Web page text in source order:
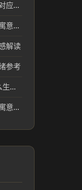
詟谀立懦是什么生肖_詟谀立懦对应的生肖及传统含义解读
姓黄寓意好的男宝宝名字_名字寓意参考
解读
参考
爱则加诸膝，恶则坠诸渊是什么生肖_爱则加诸膝恶则坠诸渊对应生肖解读
姓胡有寓意的女宝宝名字_名字寓意参考